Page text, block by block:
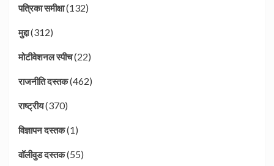
पत्रिका समीक्षा(132)
मुद्दा(312)
मोटीवेशनल स्पीच(22)
राजनीति दस्तक(462)
राष्ट्रीय(370)
विज्ञापन दस्तक(1)
वॉलीवुड दस्तक(55)